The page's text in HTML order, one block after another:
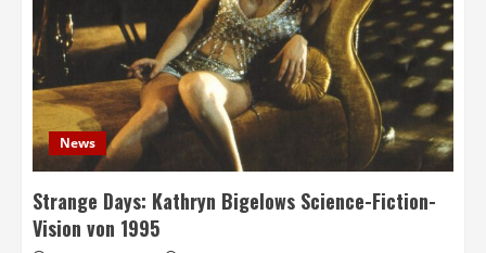
News
Strange Days: Kathryn Bigelows Science-Fiction-
Vision von 1995